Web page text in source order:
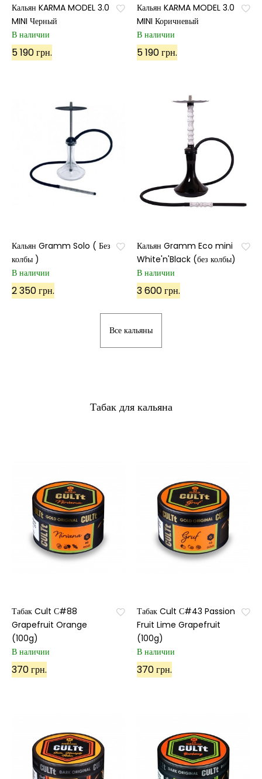
Кальян KARMA MODEL 3.0
MINI Черный
В наличии
5 190 грн.
Кальян KARMA MODEL 3.0
MINI Коричневый
В наличии
5 190 грн.
Кальян Gramm Solo ( Без
колбы )
В наличии
2 350 грн.
Кальян Gramm Eco mini
White'n'Black (без колбы)
В наличии
3 600 грн.
Все кальяны
Табак для кальяна
Табак Cult С#88
Grapefruit Orange
(100g)
В наличии
370 грн.
Табак Cult С#43 Passion
Fruit Lime Grapefruit
(100g)
В наличии
370 грн.